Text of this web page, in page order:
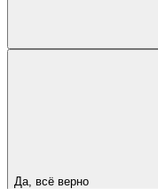
Да, всё верно